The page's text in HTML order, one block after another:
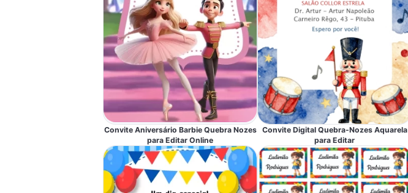
Convite Aniversário Barbie Quebra Nozes
para Editar Online
Convite Digital Quebra-Nozes Aquarela
para Editar